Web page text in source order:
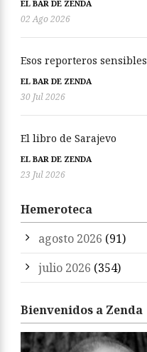
EL BAR DE ZENDA
02 Ago 2026
Esos reporteros sensibles
EL BAR DE ZENDA
30 Jul 2026
El libro de Sarajevo
EL BAR DE ZENDA
23 Jul 2026
Hemeroteca
agosto 2026 (91)
julio 2026 (354)
Bienvenidos a Zenda